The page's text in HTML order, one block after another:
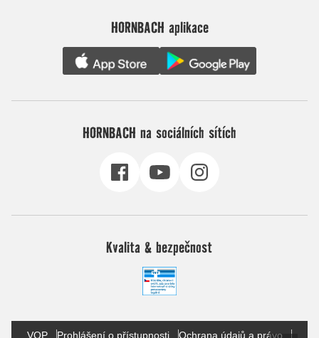
HORNBACH aplikace
HORNBACH na sociálních sítích
Kvalita & bezpečnost
VOP Prohlášení o přístupnosti Ochrana údajů a právo